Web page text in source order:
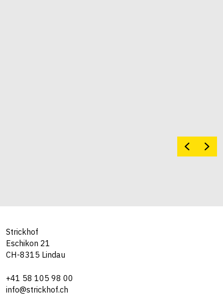
Strickhof
Eschikon 21
CH-8315 Lindau
+41 58 105 98 00
info@strickhof.ch